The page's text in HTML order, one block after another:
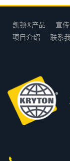
凯顿®产品 宣
项目介绍
联系我